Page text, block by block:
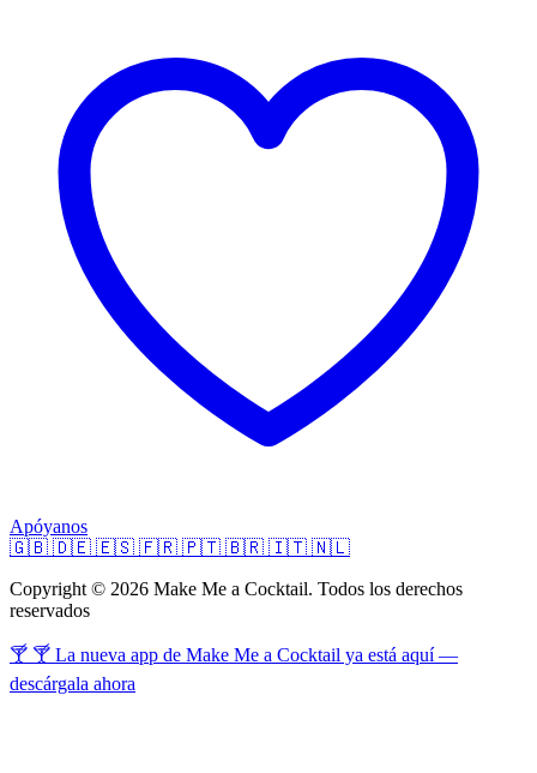
Apóyanos
🇬🇧 🇩🇪 🇪🇸 🇫🇷 🇵🇹 🇧🇷 🇮🇹 🇳🇱
Copyright © 2026 Make Me a Cocktail. Todos los derechos
reservados
🍸 🍸 La nueva app de Make Me a Cocktail ya está aquí —
descárgala ahora